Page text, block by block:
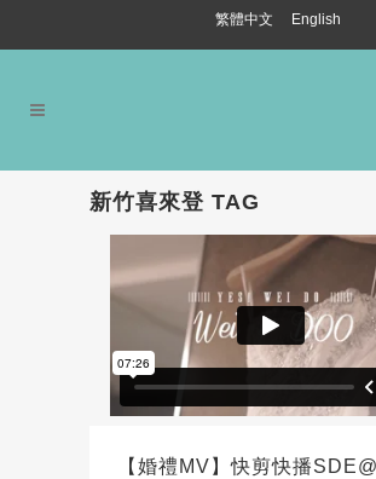
繁體中文 English
新竹喜來登 TAG
【婚禮MV】快剪快播